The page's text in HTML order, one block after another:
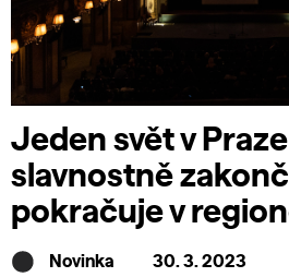
Jeden svět v Praze
slavnostně
pokračuje v
Novinka 30. 3. 2023